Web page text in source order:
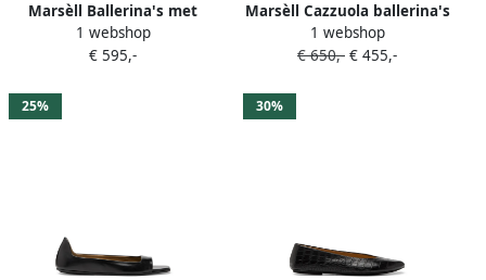
Marsèll Ballerina's met
vierkante neus Zwart
1 webshop
€ 595,-
Marsèll Cazzuola ballerina's
Zwart
1 webshop
€ 650,- € 455,-
25% 30%